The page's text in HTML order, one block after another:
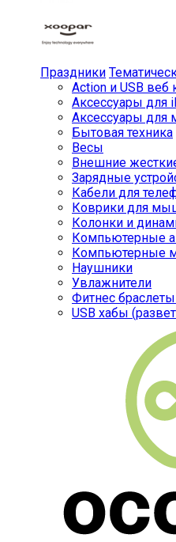
Праздники
Action и USB веб
Аксессуары для
Аксессуары для
Бытовая техника
Весы
Внешние
Зарядные
Кабели для
Коврики для
Колонки и
Компьютерные
Компьютерные
Наушники
Увлажнители
Фитнес
USB хабы